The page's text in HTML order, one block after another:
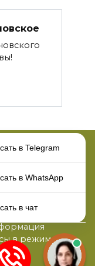
открытые
официальные
схемы
фирмы. В
в режиме